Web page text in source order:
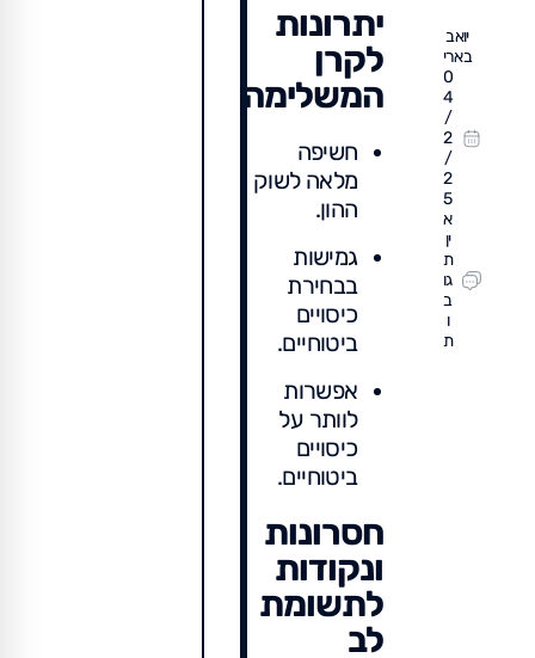
יואב
בארי
0
4
/
2
/
2
5
א
ין
ת
גו
ב
ו
ת
יתרונות
לקרן
המשלימה
חשיפה
מלאה לשוק
ההון.
גמישות
בבחירת
כיסויים
ביטוחיים.
אפשרות
לוותר על
כיסויים
ביטוחיים.
חסרונות
ונקודות
לתשומת
לב